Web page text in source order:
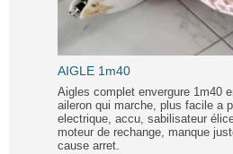
AIGLE 1m40
Aigles complet envergure 1m40
aileron qui marche, plus facile a
electrique, accu, sabilisateur
moteur de rechange, manque
cause arret.